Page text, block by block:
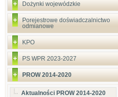
Dożynki wojewódzkie
Porejestrowe doświadczalnictwo
odmianowe
KPO
PS WPR 2023-2027
PROW 2014-2020
Aktualności PROW 2014-2020